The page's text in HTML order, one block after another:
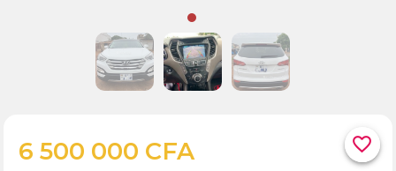
favorite_border
6 500 000 CFA